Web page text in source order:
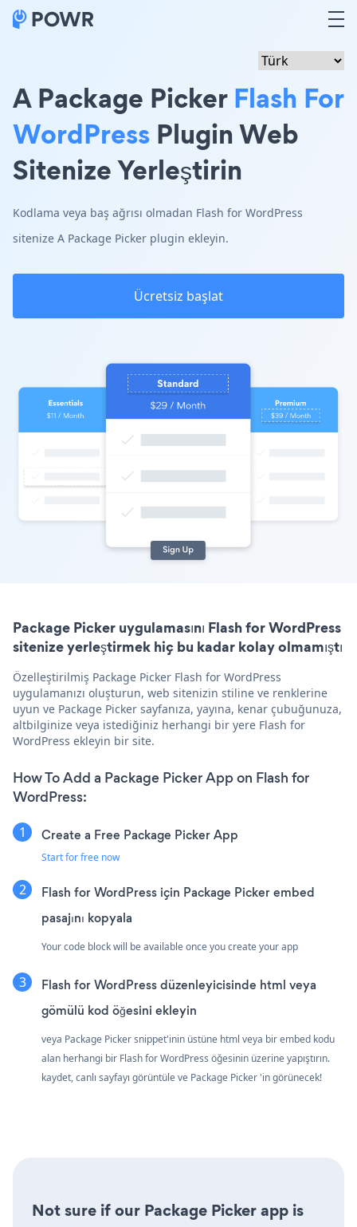
A Package PickerFlash For
WordPress Plugin Web
Sitenize Yerleştirin
Kodlama veya baş ağrısı olmadan Flash for WordPress
sitenize A Package Picker plugin ekleyin.
Ücretsiz başlat
Package Picker uygulamasını Flash for WordPress
sitenize yerleştirmek hiç bu kadar kolay olmamıştı
Özelleştirilmiş Package Picker Flash for WordPress
uygulamanızı oluşturun, web sitenizin stiline ve renklerine
uyun ve Package Picker sayfanıza, yayına, kenar çubuğunuza,
altbilginize veya istediğiniz herhangi bir yere Flash for
WordPress ekleyin bir site.
How To Add a Package Picker App on Flash for
WordPress:
Create a Free Package Picker App
Start for free now
Flash for WordPress için Package Picker embed
pasajını kopyala
Your code block will be available once you create your app
Flash for WordPress düzenleyicisinde html veya
gömülü kod öğesini ekleyin
veya Package Picker snippet'inin üstüne html veya bir embed kodu
alan herhangi bir Flash for WordPress öğesinin üzerine yapıştırın.
kaydet, canlı sayfayı görüntüle ve Package Picker 'in görünecek!
Not sure if our Package Picker app is